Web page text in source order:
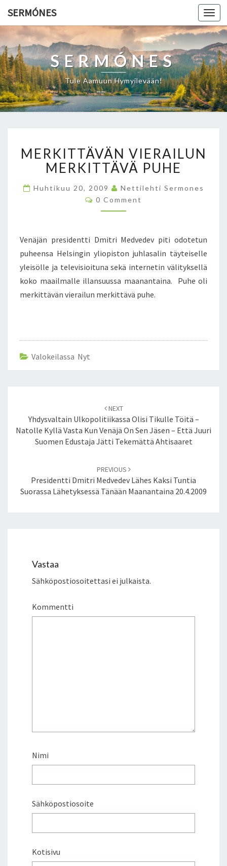
SERMÓNES
SERMÓNES
Tule Aamuun Hymyilevään!
E
R
K
I
T
T
Ä
N
V
R
U
R
I
T
T
Ä
Ä
P
U
E
MERKITTÄVÄN VIERAILUN
MERKITTÄVÄ PUHE
Huhtikuu 20, 2009
Nettilehti Sermones
C
O
N
T
S
0 Comment
Venäjän presidentti Dmitri Medvedev piti odotetun
puheensa Helsingin yliopiston juhlasalin täyteiselle
yleisölle ja televisioituna sekä internetin välityksellä
koko maailmalle illansuussa maanantaina. Puhe oli
merkittävän vierailun merkittävä puhe.
Valokeilassa Nyt
navigation
NEXT
Yhdysvaltain Ulkopolitiikassa Olisi Tikulle Töitä –
Natolle Kyllä Vasta Kun Venäjä On Sen Jäsen – Että Juuri
Suomen Edustaja Jätti Tekemättä Ahtisaaret
PREVIOUS
Presidentti Dmitri Medvedev Lähes Kaksi Tuntia
Suorassa Lähetyksessä Tänään Maanantaina 20.4.2009
Vastaa
Sähköpostiosoitettasi ei julkaista.
Kommentti
Nimi
Sähköpostiosoite
Kotisivu